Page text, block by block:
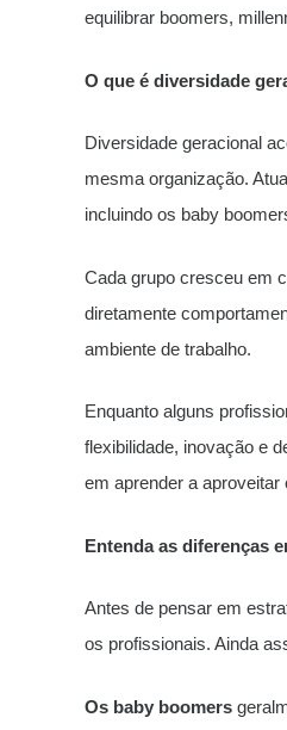
equilibrar boomers,
O que é diversidade
Diversidade geracional
mesma organização.
incluindo os baby
Cada grupo cresceu em
diretamente
ambiente de trabalho.
Enquanto alguns
flexibilidade, inovação e
em aprender a aproveitar
Entenda as diferenças
Antes de pensar em
os profissionais. Ainda
Os baby boomers